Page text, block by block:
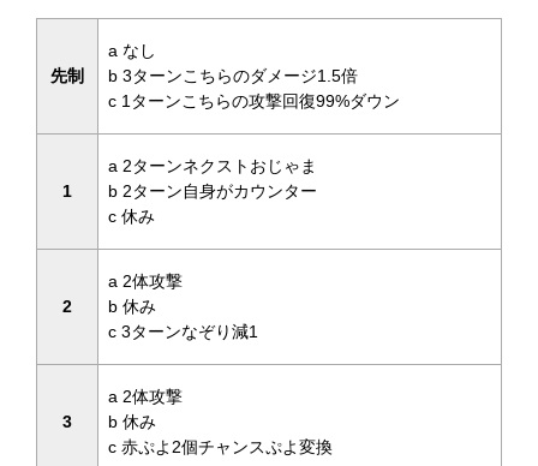
先制
a なし
b 3ターンこちらのダメージ1.5倍
c 1ターンこちらの攻撃回復99%ダウン
1
a 2ターンネクストおじゃま
b 2ターン自身がカウンター
c 休み
2
a 2体攻撃
b 休み
c 3ターンなぞり減1
3
a 2体攻撃
b 休み
c 赤ぷよ2個チャンスぷよ変換